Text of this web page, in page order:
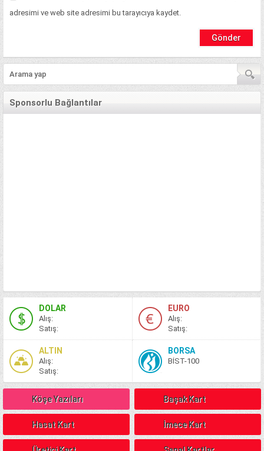
adresimi ve web site adresimi bu tarayıcıya kaydet.
Sponsorlu Bağlantılar
DOLAR
Alış:
Satış:
EURO
Alış:
Satış:
ALTIN
Alış:
Satış:
BORSA
BİST-100
Köşe Yazıları Başak Kart
Hasat Kart İmece Kart